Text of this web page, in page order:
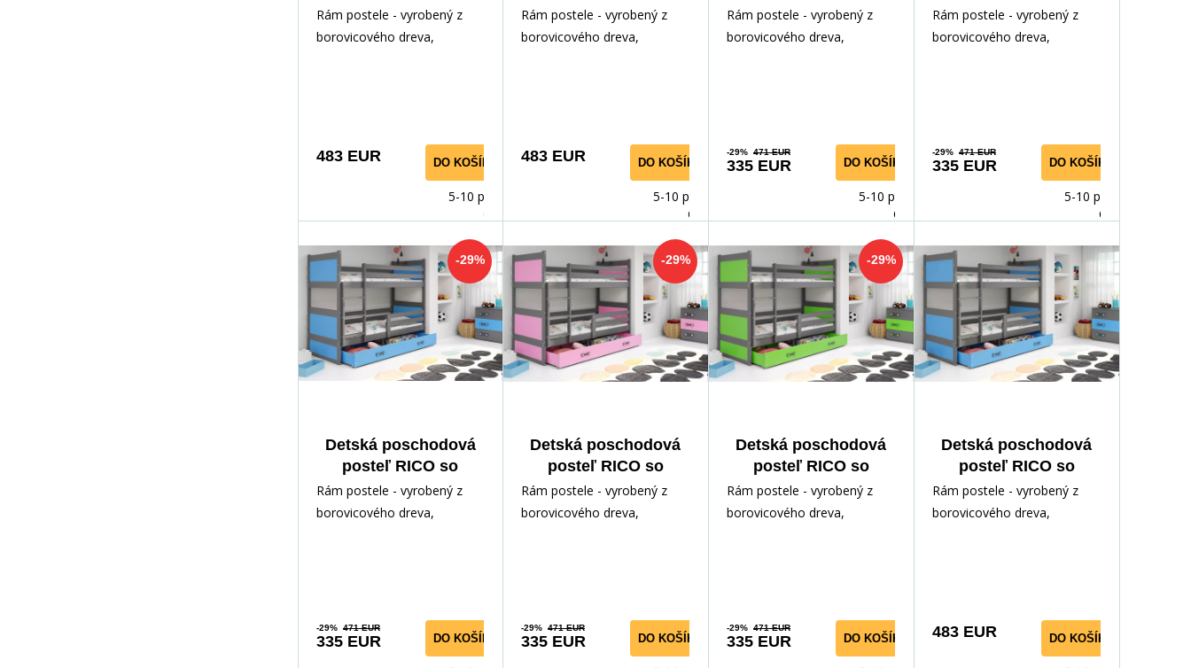
zásuvkou 90x200 cm,
vrátane matracov,
Rám postele - vyrobený z
borovicového dreva,
483 EUR DO KOŠÍKA
5-10 prac.
dnů
zásuvkou 90x200 cm,
vrátane matracov,
Rám postele - vyrobený z
borovicového dreva,
483 EUR DO KOŠÍKA
5-10 prac.
dnů
zásuvkou 90x200 cm,
bez matraca,
Rám postele - vyrobený z
borovicového dreva,
-29% 471 EUR
335 EUR DO KOŠÍKA
5-10 prac.
dnů
zásuvkou 90x200 cm,
bez matraca,
Rám postele - vyrobený z
borovicového dreva,
-29% 471 EUR
335 EUR DO KOŠÍKA
5-10 prac.
dnů
-29%
Detská poschodová
posteľ RICO so
zásuvkou 90x200 cm,
bez matraca,
Rám postele - vyrobený z
borovicového dreva,
-29% 471 EUR
335 EUR DO KOŠÍKA
-29%
Detská poschodová
posteľ RICO so
zásuvkou 90x200 cm,
bez matraca,
Rám postele - vyrobený z
borovicového dreva,
-29% 471 EUR
335 EUR DO KOŠÍKA
-29%
Detská poschodová
posteľ RICO so
zásuvkou 90x200 cm,
bez matraca,
Rám postele - vyrobený z
borovicového dreva,
-29% 471 EUR
335 EUR DO KOŠÍKA
Detská poschodová
posteľ RICO so
zásuvkou 90x200 cm,
vrátane matracov,
Rám postele - vyrobený z
borovicového dreva,
483 EUR DO KOŠÍKA